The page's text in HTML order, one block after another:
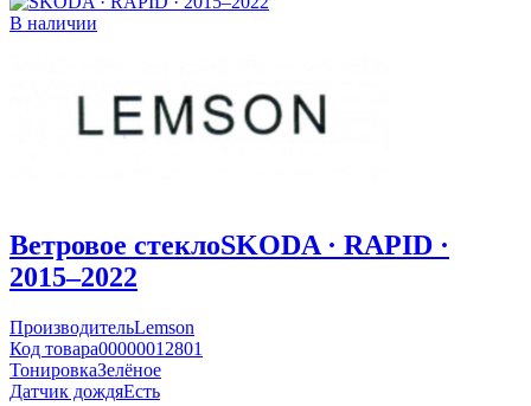
В наличии
Ветровое стеклоSKODA · RAPID ·
2015–2022
ПроизводительLemson
Код товара00000012801
ТонировкаЗелёное
Датчик дождяЕсть